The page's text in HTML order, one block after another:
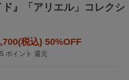
ド』「アリエル」コレクシ
税込) 50%OFF
ポイント 還元